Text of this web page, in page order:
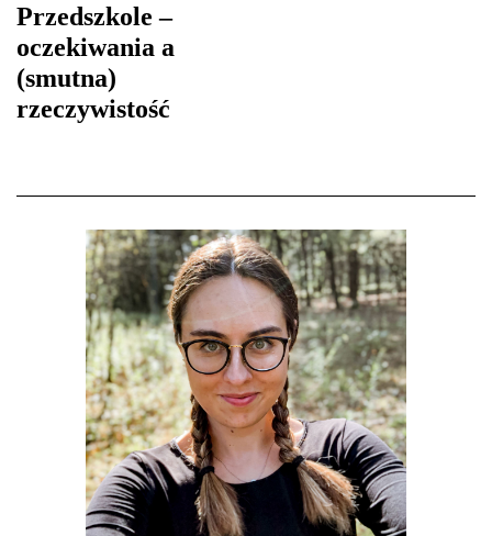
Przedszkole –
oczekiwania a
(smutna)
rzeczywistość